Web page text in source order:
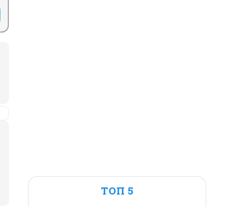
ТОП 5